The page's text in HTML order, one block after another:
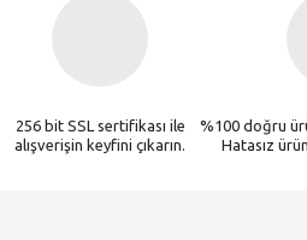
256 bit SSL sertifikası ile
alışverişin keyfini çıkarın.
%100 doğru
Hatasız